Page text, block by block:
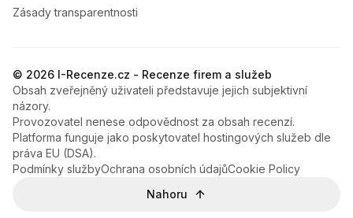
Zásady transparentnosti
© 2026 I-Recenze.cz - Recenze firem a služeb
Obsah zveřejněný uživateli představuje jejich subjektivní
názory.
Provozovatel nenese odpovědnost za obsah recenzí.
Platforma funguje jako poskytovatel hostingových služeb dle
práva EU (DSA).
Podmínky službyOchrana osobních údajůCookie Policy
Nahoru